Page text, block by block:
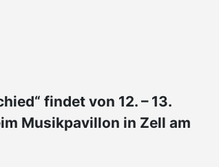
findet von 12. – 13.
Musikpavillon in Zell am